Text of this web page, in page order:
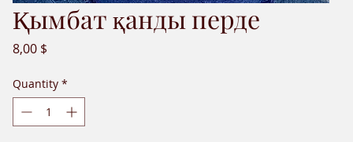
Қымбат қанды перде
8,00 $Price
Quantity *